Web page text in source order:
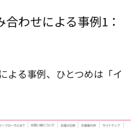
わせによる事例1：
よる事例、ひとつめは「イ